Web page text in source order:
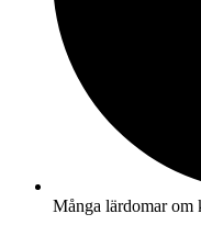
Många lärdomar om